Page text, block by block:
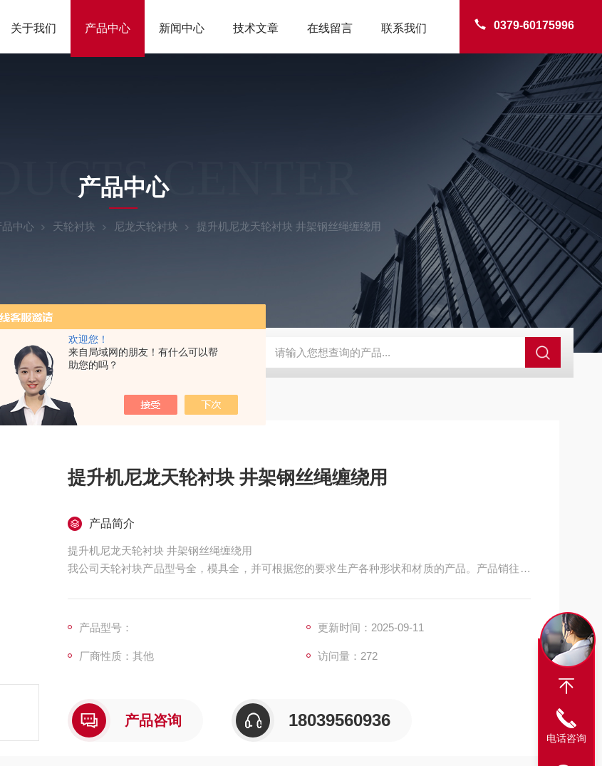
欢迎您！
来自局域网的朋友！有什么可以帮
助您的吗？
0379-60175996
关于我们 产品中心 新闻中心 技术文章 在线留言 联系我们
CENTER
产品中心
品中心 天轮衬块 尼龙天轮衬块 提升机尼龙天轮衬块 井架钢丝绳缠绕用
猴车配件橡胶轮衬 托压轮矿用斜井巷道用 矿用本安型行程开关KHXC24 井下机电设备 便携式移动液压系统总成 提升机
提升机尼龙天轮衬块 井架钢丝绳缠绕用
产品简介
提升机尼龙天轮衬块 井架钢丝绳缠绕用
我公司天轮衬块产品型号全，模具全，并可根据您的要求生产各种形状和材质的产品。产品销往多
产品型号： 更新时间：2025-09-11
厂商性质：其他 访问量：272
产品咨询 18039560936
电话咨询